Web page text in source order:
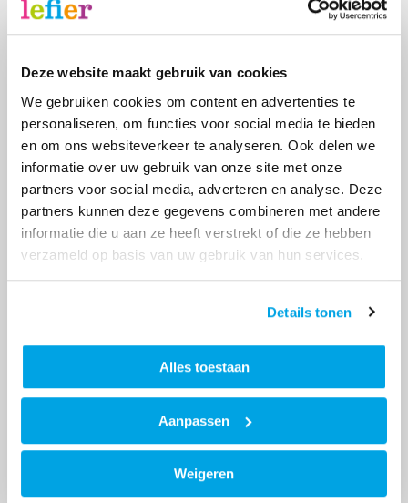
Deze website maakt gebruik van cookies
We gebruiken cookies om content en advertenties te
personaliseren, om functies voor social media te bieden
en om ons websiteverkeer te analyseren. Ook delen we
informatie over uw gebruik van onze site met onze
partners voor social media, adverteren en analyse. Deze
partners kunnen deze gegevens combineren met andere
informatie die u aan ze heeft verstrekt of die ze hebben
verzameld op basis van uw gebruik van hun services.
Details tonen
Alles toestaan
Aanpassen
Weigeren
Wel hielpen de buurtkinderen enthousiast mee met
de buurtbewoners, familie en vrienden die het
WIJ-team zorgde er vervolgens samen met de
gemeente voor dat het afval en grofvuil werd
afgevoerd. Ook werd het hele terrein werd
omgeploegd en een omheining geplaatst.
De jaren na de aanleg
In de beginjaren kon er veel groente geoogst